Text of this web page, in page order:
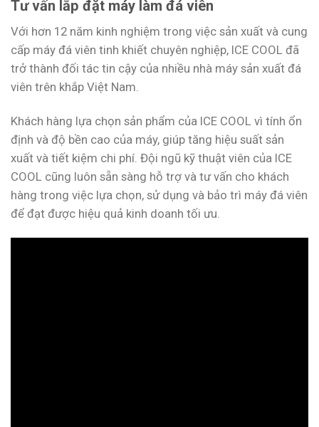
Tư vấn lắp đặt máy làm đá viên
Với hơn 12 năm kinh nghiệm trong việc sản xuất và cung
cấp máy đá viên tinh khiết chuyên nghiệp, ICE COOL đã
trở thành đối tác tin cậy của nhiều nhà máy sản xuất đá
viên trên khắp Việt Nam.
Khách hàng lựa chọn sản phẩm của ICE COOL vì tính ổn
định và độ bền cao của máy, giúp tăng hiệu suất sản
xuất và tiết kiệm chi phí. Đội ngũ kỹ thuật viên của ICE
COOL cũng luôn sẵn sàng hỗ trợ và tư vấn cho khách
hàng trong việc lựa chọn, sử dụng và bảo trì máy đá viên
để đạt được hiệu quả kinh doanh tối ưu.